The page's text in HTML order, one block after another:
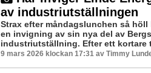
av industriutställningen
Strax efter måndagslunchen så höll
en invigning av sin nya del av
industriutställning. Efter ett kortare
9 mars 2026 klockan 17:31 av Timmy